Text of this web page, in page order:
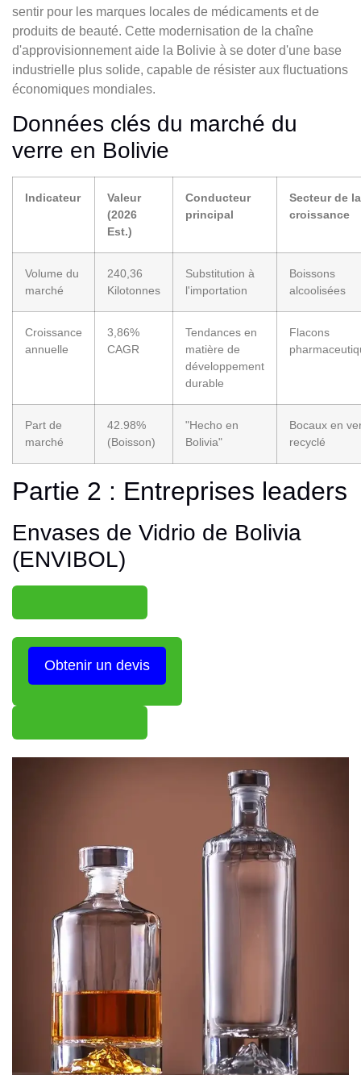
sentir pour les marques locales de médicaments et de
produits de beauté. Cette modernisation de la chaîne
d'approvisionnement aide la Bolivie à se doter d'une base
industrielle plus solide, capable de résister aux fluctuations
économiques mondiales.
Données clés du marché du
verre en Bolivie
Indicateur
Valeur
(2026
Est.)
Conducteur
principal
Secteur de la
croissance
Volume du
marché
240,36
Kilotonnes
Substitution à
l'importation
Boissons
alcoolisées
Croissance
annuelle
3,86%
CAGR
Tendances en
matière de
développement
durable
Flacons
Part de
marché
42.98%
(Boisson)
"Hecho en
Bolivia"
Bocaux en
recyclé
Partie 2 : Entreprises leaders
Envases de Vidrio de Bolivia
(ENVIBOL)
Obtenir un devis